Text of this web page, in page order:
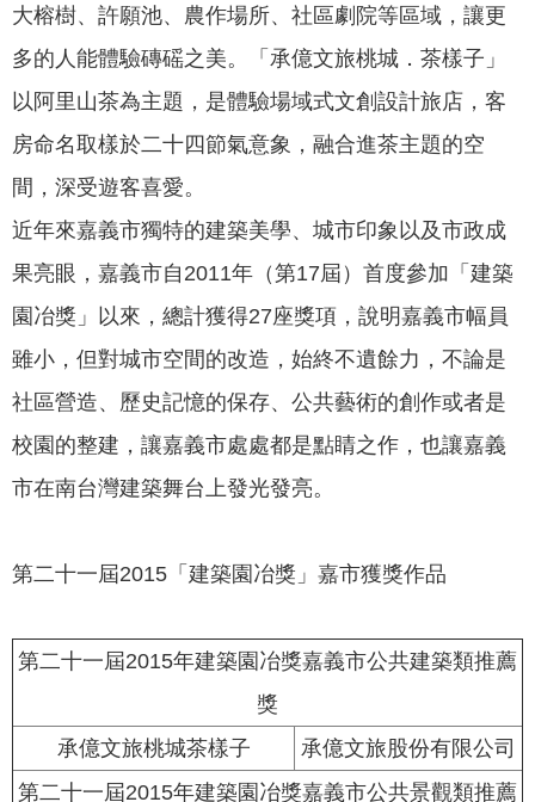
料
開
放
宣
告
大榕樹、許願池、農作場所、社區劇院等區域，讓更
多的人能體驗磚磘之美。「承億文旅桃城．茶樣子」
以阿里山茶為主題，是體驗場域式文創設計旅店，客
房命名取樣於二十四節氣意象，融合進茶主題的空
間，深受遊客喜愛。
近年來嘉義市獨特的建築美學、城市印象以及市政成
果亮眼，嘉義市自2011年（第17屆）首度參加「建築
園冶獎」以來，總計獲得27座獎項，說明嘉義市幅員
雖小，但對城市空間的改造，始終不遺餘力，不論是
社區營造、歷史記憶的保存、公共藝術的創作或者是
校園的整建，讓嘉義市處處都是點睛之作，也讓嘉義
市在南台灣建築舞台上發光發亮。
第二十一屆2015「建築園冶獎」嘉市獲獎作品
第二十一屆2015年建築園冶獎嘉義市公共建築類推薦
獎
承億文旅桃城茶樣子
承億文旅股份有限公司
第二十一屆2015年建築園冶獎嘉義市公共景觀類推薦